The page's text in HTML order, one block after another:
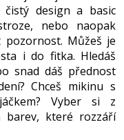
design a basic
nebo naopak
Můžeš je
i do fitka. Hledáš
snad dáš přednost
Chceš mikinu s
Vyber si z
barev, které rozzáří